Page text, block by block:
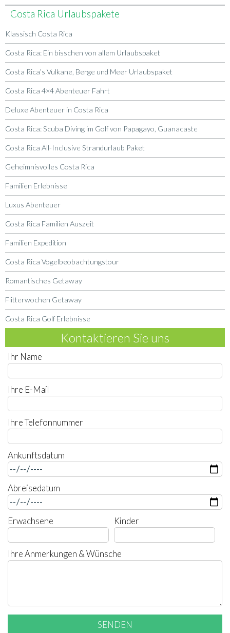
Costa Rica Urlaubspakete
Klassisch Costa Rica
Costa Rica: Ein bisschen von allem Urlaubspaket
Costa Rica’s Vulkane, Berge und Meer Urlaubspaket
Costa Rica 4×4 Abenteuer Fahrt
Deluxe Abenteuer in Costa Rica
Costa Rica: Scuba Diving im Golf von Papagayo, Guanacaste
Costa Rica All-Inclusive Strandurlaub Paket
Geheimnisvolles Costa Rica
Familien Erlebnisse
Luxus Abenteuer
Costa Rica Familien Auszeit
Familien Expedition
Costa Rica Vogelbeobachtungstour
Romantisches Getaway
Flitterwochen Getaway
Costa Rica Golf Erlebnisse
Kontaktieren Sie uns
Ihr Name
Ihre E-Mail
Ihre Telefonnummer
Ankunftsdatum
Abreisedatum
Erwachsene Kinder
Ihre Anmerkungen & Wünsche